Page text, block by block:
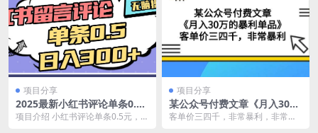
项目分享
2025最新小红书评论单条0.5
元，日入300＋，无上限，详
项目介绍 小红书评论单条0.5元，日
项目分享
某公众号付费文章《月入30万
的暴利单品》客单价三四千，
客单价三四千，非常暴利，非常经